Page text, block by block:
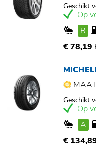
Geschikt
Op
B
€ 78,19
Geschikt
Op
A
€